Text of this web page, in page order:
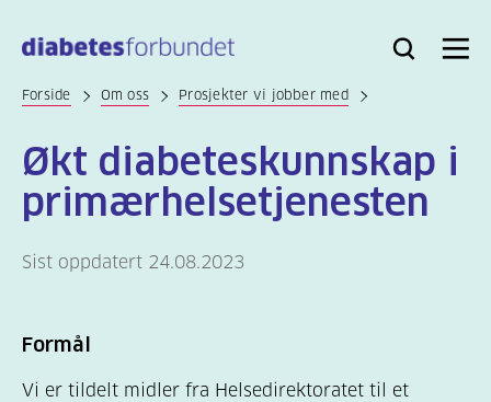
hovedinnhold
Bli
Logg
Søk Meny
Forside Om oss Prosjekter vi jobber med
Økt diabeteskunnskap i
primærhelsetjenesten
Sist oppdatert 24.08.2023
Formål
Vi er tildelt midler fra Helsedirektoratet til et